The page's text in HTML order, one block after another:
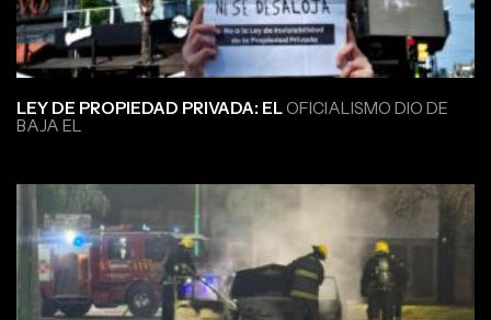
LEY DE PROPIEDAD PRIVADA: ELOFICIALISMO DIO DE
BAJA EL